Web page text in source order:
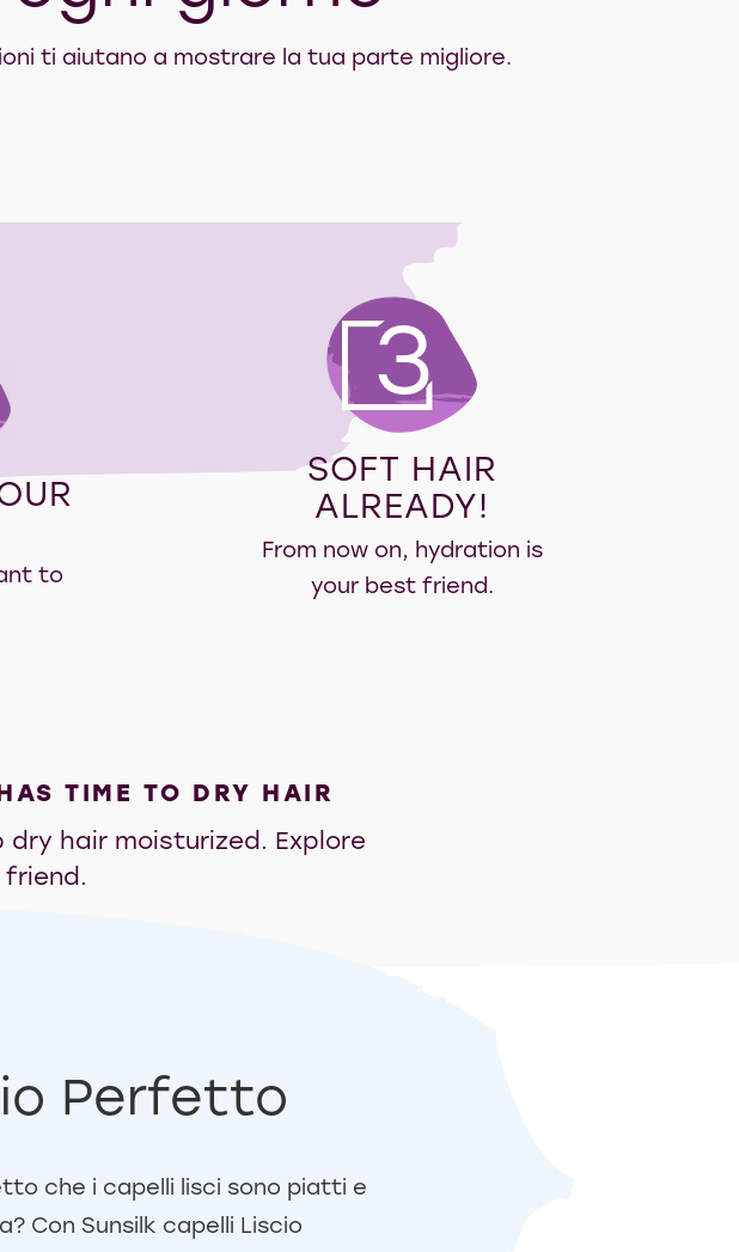
ti aiutano a mostrare la tua parte migliore.
to
SOFT HAIR
ALREADY!
3
From now on, hydration is
your best friend.
TIME TO DRY HAIR
hair moisturized. Explore
friend.
Perfetto
che i capelli lisci sono piatti e
Con Sunsilk capelli Liscio